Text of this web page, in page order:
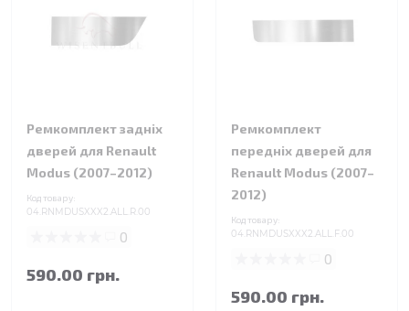
Ремкомплект задніх
дверей для Renault
Modus (2007–2012)
Код товару:
04.RNMDUSXXX2.ALL.R.00
0
590.00 грн.
Ремкомплект
передніх дверей для
Renault Modus (2007–
2012)
Код товару:
04.RNMDUSXXX2.ALL.F.00
0
590.00 грн.